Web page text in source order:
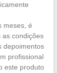
meses, é
condições
depoimentos
profissional
este produto